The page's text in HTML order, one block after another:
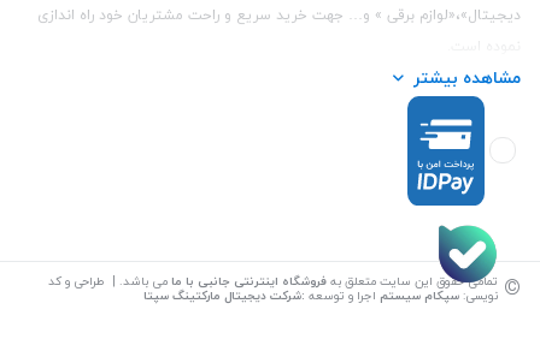
دیجیتال»،«لوازم برقی » و… جهت خرید سریع و راحت مشتریان خود راه اندازی
این فروشگاه تمام تلاش خود را نموده تا کالاهایی با کیفیت و با حداقل قیمت
عرضه نماید.
تلفن تماس :3847 088 0912
و ملی طبقه زیرین عکاسی
مشاهده بیشتر
© تمامی حقوق این سایت متعلق بهفروشگاه اینترنتی جانبی با ما می باشد. | طراحی و کد
نویسی: سپکام سیستم اجرا و توسعه :شرکت دیجیتال مارکتینگ سپتا